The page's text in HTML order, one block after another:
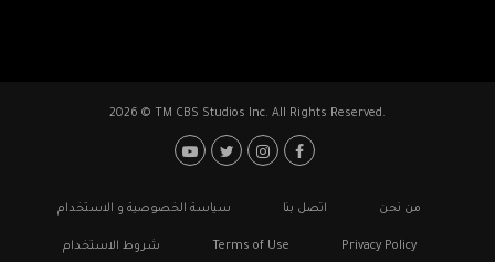
2026 © TM CBS Studios Inc. All Rights Reserved.
Footer: Social Media
Footerمن نحن اتصل بنا سياسة الخصوصية و الاستخدام
Privacy Policy
Terms of Use شروط الاستخدام